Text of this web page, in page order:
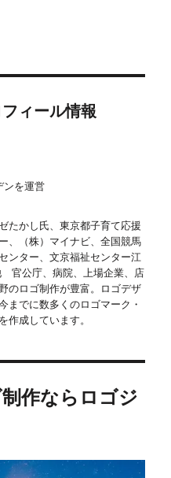
ィール情報
ンを運営
たかし氏、東京都子育て応援
、（株）マイナビ、全国競馬
ンター、文京福祉センター江
官公庁、病院、上場企業、店
のロゴ制作が豊富。ロゴデザ
までに数多くのロゴマーク・
作成しています。
作ならロゴジ